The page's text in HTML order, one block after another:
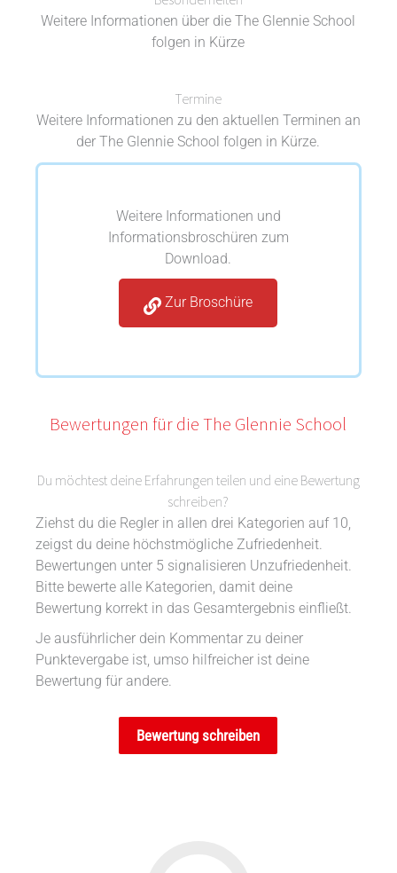
Weitere Informationen über die The Glennie School
folgen in Kürze
Termine
Weitere Informationen zu den aktuellen Terminen an
der The Glennie School folgen in Kürze.
Weitere Informationen und
Informationsbroschüren zum
Download.
Zur Broschüre
Bewertungen für die The Glennie School
Du möchtest deine Erfahrungen teilen und eine Bewertung
schreiben?
Ziehst du die Regler in allen drei Kategorien auf 10,
zeigst du deine höchstmögliche Zufriedenheit.
Bewertungen unter 5 signalisieren Unzufriedenheit.
Bitte bewerte alle Kategorien, damit deine
Bewertung korrekt in das Gesamtergebnis einfließt.
Je ausführlicher dein Kommentar zu deiner
Punktevergabe ist, umso hilfreicher ist deine
Bewertung für andere.
Bewertung schreiben